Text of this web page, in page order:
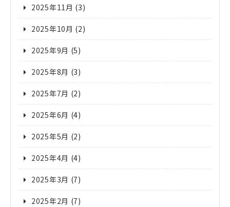
2025年11月 (3)
2025年10月 (2)
2025年9月 (5)
2025年8月 (3)
2025年7月 (2)
2025年6月 (4)
2025年5月 (2)
2025年4月 (4)
2025年3月 (7)
2025年2月 (7)